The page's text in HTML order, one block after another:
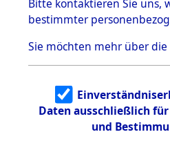
Erhebungen
zu
Todesmärsch
en
5.3.2
Identifizierun
g
5.3.3
Todesmärsch
Bitte kontaktieren Sie uns,
bestimmter
Sie möchten mehr über
Daten ausschließlich
und